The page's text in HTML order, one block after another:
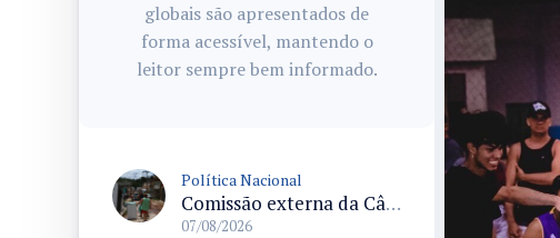
globais são apresentados de
forma acessível, mantendo o
leitor sempre bem informado.
Política Nacional
Comissão externa da Câmara convoca audiência pública sobre chuvas na Zona da Mata de Minas Gerais e impactos em Juiz de Fora
07/08/2026